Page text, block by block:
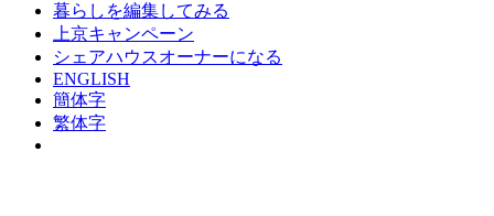
暮らしを編集してみる
上京キャンペーン
シェアハウスオーナーになる
ENGLISH
簡体字
繁体字